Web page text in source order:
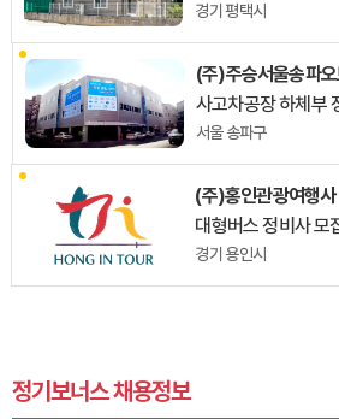
경기 평택시
(주)주승서울송파
서울 송파구
(주)홍인관광여행사
대형버스 정비사 모
경기 용인시
정기보너스 채용정보